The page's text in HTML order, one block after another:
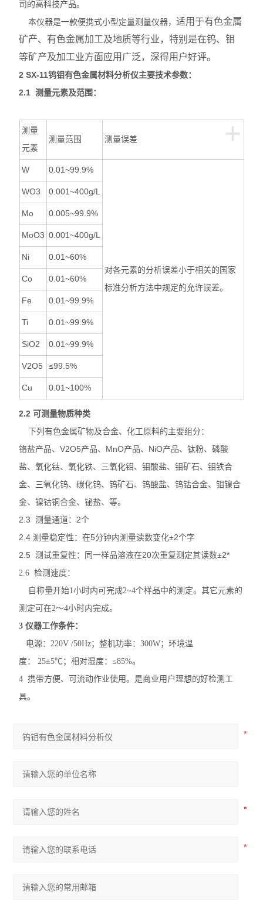
司的高科技产品。
本仪器是一款便携式小型定量测量仪器，适用于有色金属
矿产、有色金属加工及地质等行业，特别是在钨、钼
等矿产及加工业方面应用广泛，深得用户好评。
2SX-11钨钼有色金属材料分析仪主要技术参数：
2.1 测量元素及范围：
+
测量
元素
测量范围 测量误差
W 0.01~99.9%
对各元素的分析误差小于相关的国家
标准分析方法中规定的允许误差。
WO3 0.001~400g/L
Mo 0.005~99.9%
MoO3 0.001~400g/L
Ni 0.01~60%
Co 0.01~60%
Fe 0.01~99.9%
Ti 0.01~99.9%
SiO2 0.01~99.9%
V2O5 ≤99.5%
Cu 0.01~100%
2.2可测量物质种类
下列有色金属矿物及合金、化工原料的主要组分：
铬盐产品、V2O5产品、MnO产品、NiO产品、钛粉、磷酸
盐、氧化钴、氧化铁、三氧化钼、钼酸盐、钼矿石、钼铁合
金、三氧化钨、碳化钨、钨矿石、钨酸盐、钨钴合金、钼镍合
金、镍钴铜合金、铋盐、等。
2.3 测量通道：2个
2.4 测量稳定性：在5分钟内测量读数变化±2个字
2.5 测试重复性：同一样品溶液在20次重复测定其读数±2*
2.6 检测速度：
自称量开始1小时内可完成2~4个样品中的测定。其它元素的
测定可在2～4小时内完成。
3仪器工作条件：
电源：220V /50Hz；整机功率：300W；环境温
度： 25±5℃；相对湿度：≤85%。
4 携带方便、可流动作业使用。是商业用户理想的好检测工
具。